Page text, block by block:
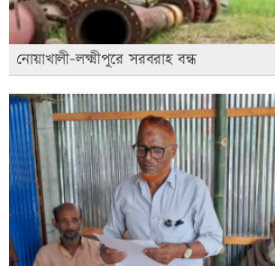
নোয়াখালী-লক্ষ্মীপুরে সরবরাহ বন্ধ